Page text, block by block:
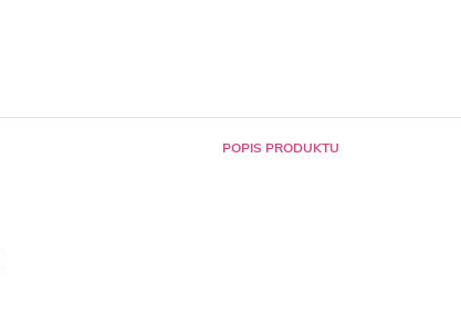
POPIS PRODUKTU